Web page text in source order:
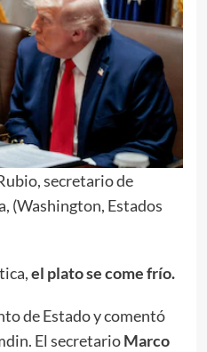
secretario de
(Washington, Estados
el plato se come frío.
de Estado y comentó
El secretarioMarco